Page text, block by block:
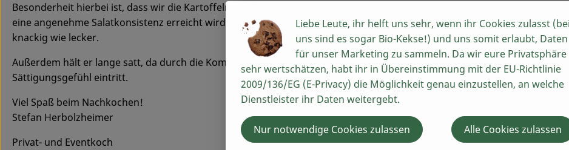
Besonderheit hierbei ist, dass wir die Kartoffeln nur ganz grob schneiden und beim Vermengen des Salats zerdrücken,
eine angenehme Salatkonsistenz erreicht wird. Dazu geben wir Mairübchen, Gurke und Paprika – damit ist er ebenso
knackig wie lecker.
Außerdem hält er lange satt, da durch die Kombination von Kohlenhydraten, aus der Kichererbse und den Kartoffeln ein
Sättigungsgefühl eintritt.
Viel Spaß beim Nachkochen!
Stefan Herbolzheimer
Privat- und Eventkoch
Liebe Leute, ihr helft uns sehr, wenn ihr Cookies zulasst (bei
uns sind es sogar Bio-Kekse!) und uns somit erlaubt, Daten
für unser Marketing zu sammeln. Da wir eure Privatsphäre
sehr wertschätzen, habt ihr in Übereinstimmung mit der EU-Richtlinie
2009/136/EG (E-Privacy) die Möglichkeit genau einzustellen, an welche
Dienstleister ihr Daten weitergebt.
Nur notwendige Cookies zulassen Alle Cookies zulassen